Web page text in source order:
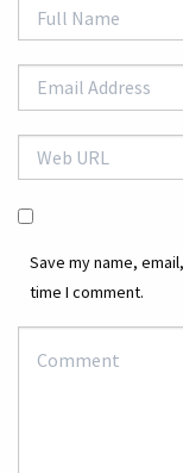
Save my name,
time I comment.